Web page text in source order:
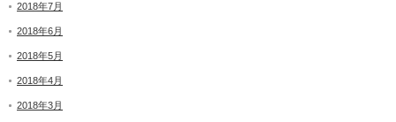
2018年7月
2018年6月
2018年5月
2018年4月
2018年3月